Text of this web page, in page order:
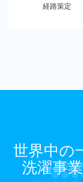
経路策定
世界中の
洗濯事